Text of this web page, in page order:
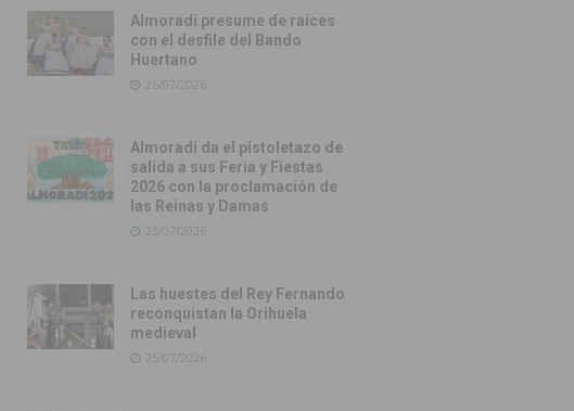
Almoradí presume de raíces
con el desfile del Bando
Huertano
26/07/2026
Almoradí da el pistoletazo de
salida a sus Feria y Fiestas
2026 con la proclamación de
las Reinas y Damas
25/07/2026
Las huestes del Rey Fernando
reconquistan la Orihuela
medieval
25/07/2026